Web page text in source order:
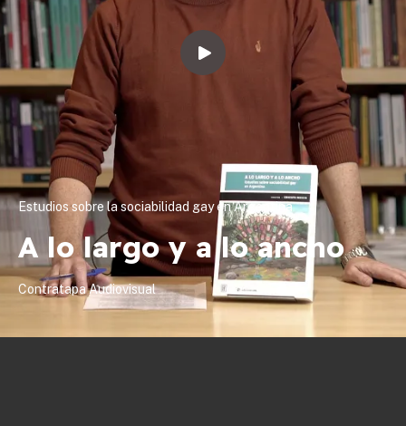
Estudios sobre la sociabilidad gay en Argentina
A lo largo y a lo ancho
Contratapa Audiovisual